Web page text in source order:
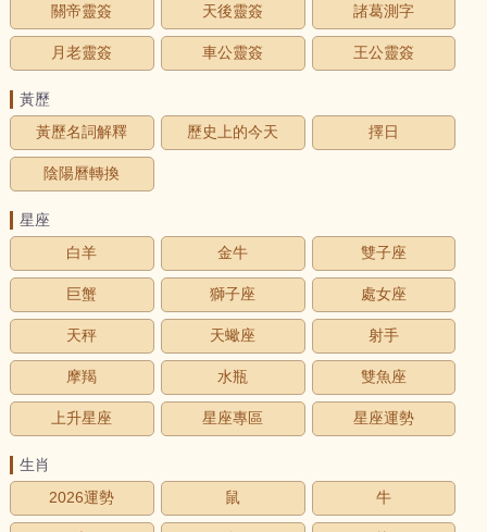
關帝靈簽 天後靈簽 諸葛測字
月老靈簽 車公靈簽 王公靈簽
黃歷
黃歷名詞解釋
歷史上的今天 擇日
陰陽曆轉換
星座
白羊
金牛 雙子座
巨蟹 獅子座 處女座
天秤 天蠍座 射手
摩羯 水瓶 雙魚座
上升星座 星座專區 星座運勢
生肖
2026運勢
鼠 牛